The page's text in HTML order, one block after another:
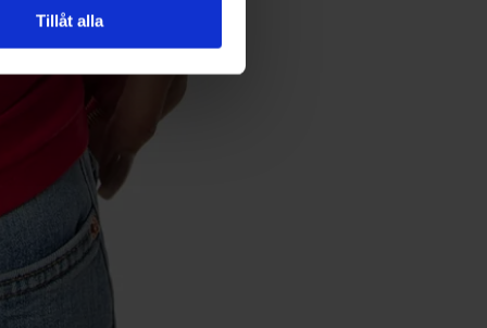
Tillåt alla